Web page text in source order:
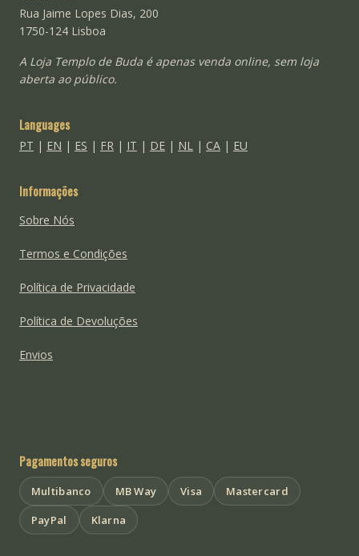
Rua Jaime Lopes Dias, 200
1750-124 Lisboa
A Loja Templo de Buda é apenas venda online, sem loja
aberta ao público.
Languages
PT | EN | ES | FR| IT | DE| NL| CA| EU
Informações
Sobre Nós
Termos e Condições
Política de Privacidade
Política de Devoluções
Envios
Pagamentos seguros
Multibanco MB Way Visa
Mastercard
PayPal
Klarna